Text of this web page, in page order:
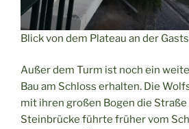
Blick von dem Plateau an der
Außer dem Turm ist noch ein
Bau am Schloss erhalten. Die
mit ihren großen Bogen die Straße
Steinbrücke führte früher vom